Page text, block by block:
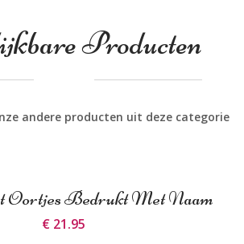
Producten
andere producten uit deze categorie
Bedrukt Met Naam
€ 21.95